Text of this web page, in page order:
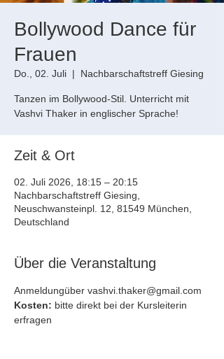
Bollywood Dance für
Frauen
Do., 02. Juli
  |
Nachbarschaftstreff Giesing
Tanzen im Bollywood-Stil. Unterricht mit
Vashvi Thaker in englischer Sprache!
Zeit & Ort
02. Juli 2026, 18:15 – 20:15
Nachbarschaftstreff Giesing,
Neuschwansteinpl. 12, 81549 München,
Deutschland
Über die Veranstaltung
Anmeldungüber vashvi.thaker@gmail.com
Kosten: bitte direkt bei der Kursleiterin
erfragen